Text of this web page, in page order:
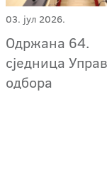
03. јул 2026.
Одржана 64.
сједница
одбора